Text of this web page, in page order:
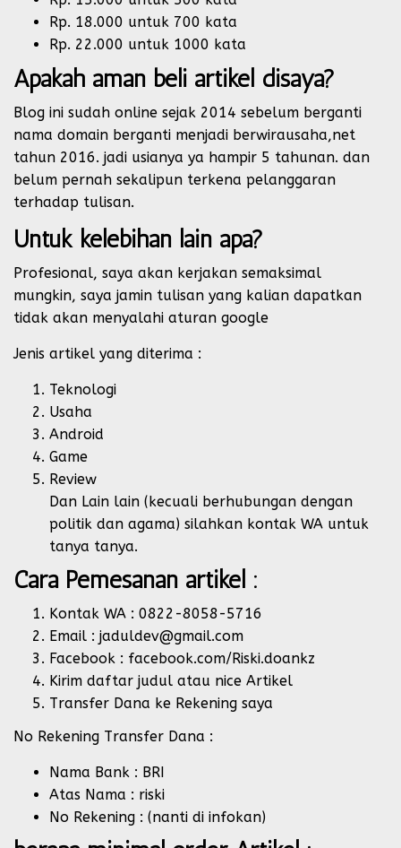
Rp. 18.000 untuk 700 kata
Rp. 22.000 untuk 1000 kata
Apakah aman beli artikel disaya?
Blog ini sudah online sejak 2014 sebelum berganti
nama domain berganti menjadi berwirausaha,net
tahun 2016. jadi usianya ya hampir 5 tahunan. dan
belum pernah sekalipun terkena pelanggaran
terhadap tulisan.
Untuk kelebihan lain apa?
Profesional, saya akan kerjakan semaksimal
mungkin, saya jamin tulisan yang kalian dapatkan
tidak akan menyalahi aturan google
Jenis artikel yang diterima :
Teknologi
Usaha
Android
Game
Review
Dan Lain lain (kecuali berhubungan dengan
politik dan agama) silahkan kontak WA untuk
tanya tanya.
Cara Pemesanan artikel :
Kontak WA : 0822-8058-5716
Email : jaduldev@gmail.com
Facebook : facebook.com/Riski.doankz
Kirim daftar judul atau nice Artikel
Transfer Dana ke Rekening saya
No Rekening Transfer Dana :
Nama Bank : BRI
Atas Nama : riski
No Rekening : (nanti di infokan)